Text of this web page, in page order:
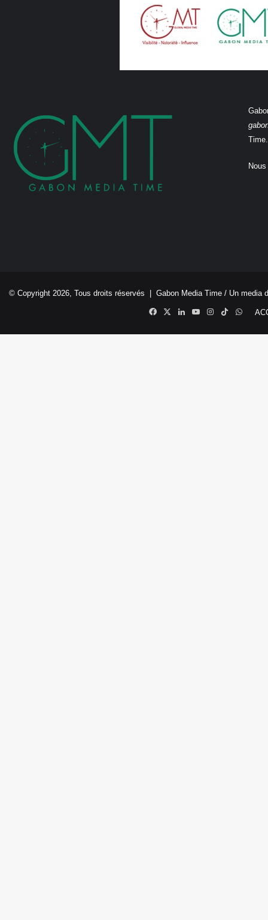
Time.
© Copyright 2026, Tous droits réservés | Gabon Media Time / Un media
Facebook
X LinkedinYouTubeInstagram
TikTok